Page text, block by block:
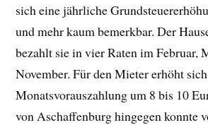
sich eine jährliche
und mehr kaum bemerkbar. Der
bezahlt sie in vier Raten im Februar,
November. Für den Mieter erhöht
Monatsvorauszahlung um 8 bis 10
von Aschaffenburg hingegen konnte